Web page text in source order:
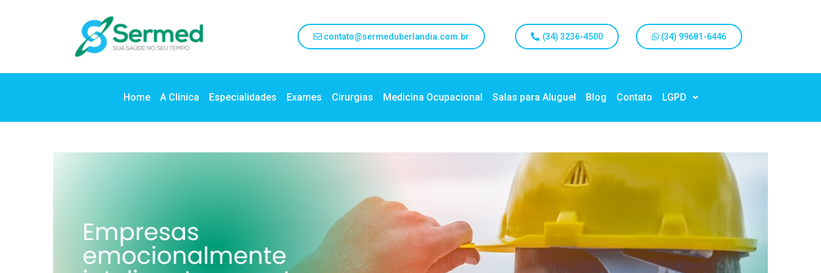
contato@sermeduberlandia.com.br (34) 3236-4500 (34) 99681-6446
Home A Clínica Especialidades Exames Cirurgias Medicina Ocupacional Salas para Aluguel Blog Contato LGPD